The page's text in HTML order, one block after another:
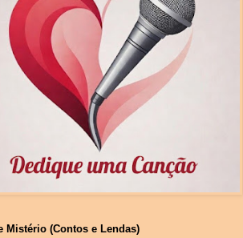
Mistério (Contos e Lendas)